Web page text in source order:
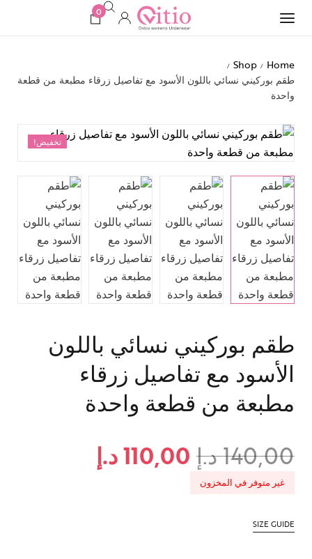
0
Home
/
Shop
/
طقم بوركيني نسائي باللون الأسود مع تفاصيل زرقاء مطبعة من قطعة
واحدة
تخفيض!
طقم بوركيني نسائي باللون
الأسود مع تفاصيل زرقاء
مطبعة من قطعة واحدة
140,00د.إ 110,00د.إ
غير متوفر في المخزون
SIZE GUIDE